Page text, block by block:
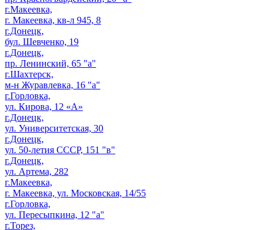
г.Макеевка,
г. Макеевка, кв-л 945, 8
г.Донецк,
бул. Шевченко, 19
г.Донецк,
пр. Ленинский, 65 "а"
г.Шахтерск,
м-н Журавлевка, 16 "а"
г.Горловка,
ул. Кирова, 12 «А»
г.Донецк,
ул. Университетская, 30
г.Донецк,
ул. 50-летия СССР, 151 "в"
г.Донецк,
ул. Артема, 282
г.Макеевка,
г. Макеевка, ул. Московская, 14/55
г.Горловка,
ул. Пересыпкина, 12 "а"
г.Торез,